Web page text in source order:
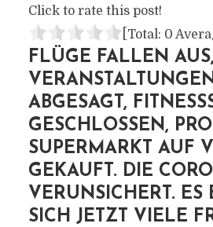
Click to rate this post!
[Total: 0
FLÜGE FALLEN
ABGESAGT,
GESCHLOSSEN,
SUPERMARKT AUF
GEKAUFT. DIE
VERUNSICHERT. ES
SICH JETZT VIELE